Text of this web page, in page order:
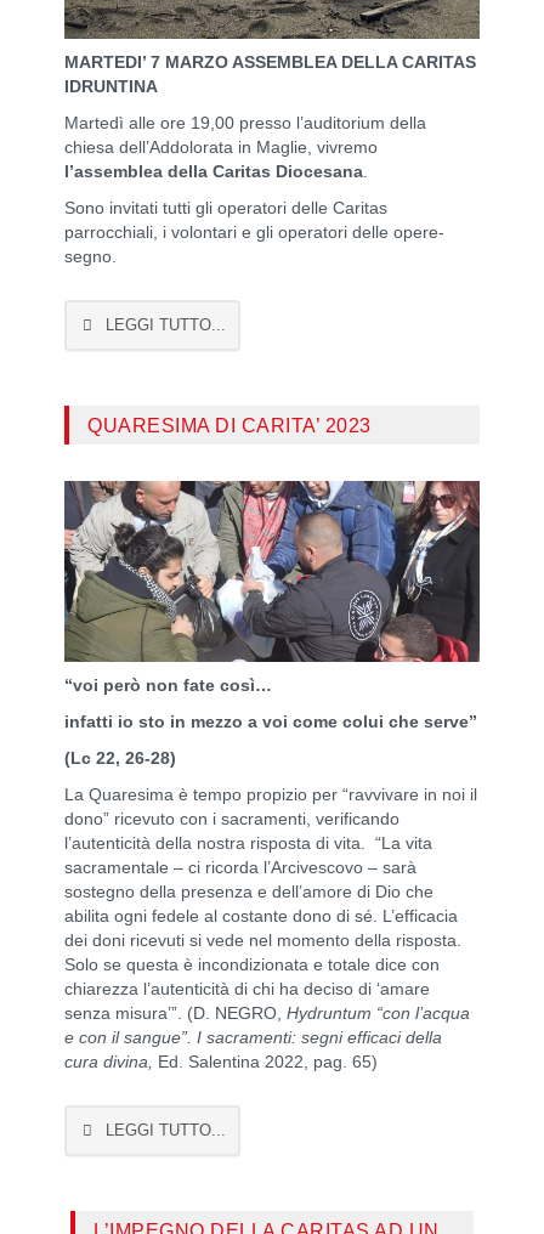
MARTEDI’ 7 MARZO ASSEMBLEA DELLA CARITAS
IDRUNTINA
Martedì alle ore 19,00 presso l’auditorium della
chiesa dell’Addolorata in Maglie, vivremo
l’assemblea della Caritas Diocesana
Sono invitati tutti gli operatori delle Caritas
parrocchiali, i volontari e gli operatori delle opere-
segno.
LEGGI TUTTO...
QUARESIMA DI CARITA’ 2023
“voi però non fate così…
infatti io sto in mezzo a voi come colui che serve”
(Lc 22, 26-28)
La Quaresima è tempo propizio per “ravvivare in noi il
dono” ricevuto con i sacramenti, verificando
l’autenticità della nostra risposta di vita. “La vita
sacramentale – ci ricorda l’Arcivescovo – sarà
sostegno della presenza e dell’amore di Dio che
abilita ogni fedele al costante dono di sé. L’efficacia
dei doni ricevuti si vede nel momento della risposta.
Solo se questa è incondizionata e totale dice con
chiarezza l’autenticità di chi ha deciso di ‘amare
senza misura’”. (D. NEGRO,Hydruntum “con l’acqua
e con il sangue”. I sacramenti: segni efficaci della
cura divina, Ed. Salentina 2022, pag. 65)
LEGGI TUTTO...